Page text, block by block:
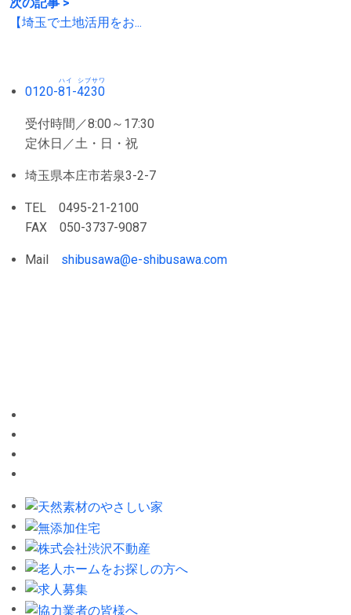
【埼玉で土地活用をお...
0120-81
ハイ
-4230
シブサワ
受付時間／8:00～17:30
定休日／土・日・祝
埼玉県本庄市若泉3-2-7
TEL 0495-21-2100
FAX 050-3737-9087
Mail shibusawa@e-shibusawa.com